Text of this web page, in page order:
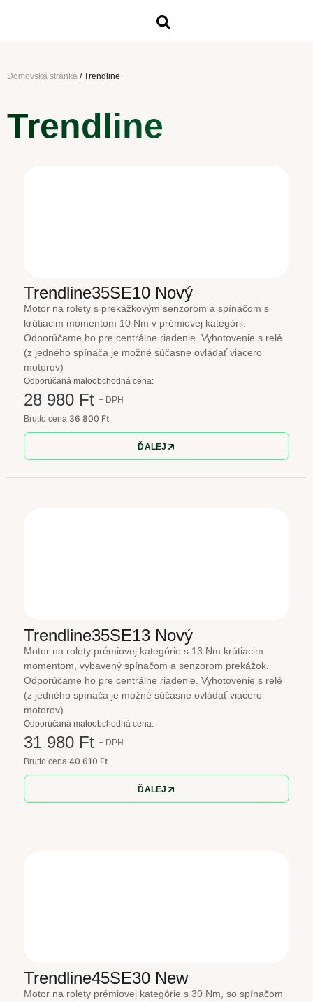
Domovská stránka /Trendline
Trendline
Trendline35SE10 Nový
Motor na rolety s prekážkovým senzorom a spínačom s
krútiacim momentom 10 Nm v prémiovej kategórii.
Odporúčame ho pre centrálne riadenie. Vyhotovenie s relé
(z jedného spínača je možné súčasne ovládať viacero
motorov)
Odporúčaná maloobchodná cena:
28 980 Ft + DPH
Brutto cena:36 800 Ft
ĎALEJ
Trendline35SE13 Nový
Motor na rolety prémiovej kategórie s 13 Nm krútiacim
momentom, vybavený spínačom a senzorom prekážok.
Odporúčame ho pre centrálne riadenie. Vyhotovenie s relé
(z jedného spínača je možné súčasne ovládať viacero
motorov)
Odporúčaná maloobchodná cena:
31 980 Ft + DPH
Brutto cena:40 610 Ft
ĎALEJ
Trendline45SE30 New
Motor na rolety prémiovej kategórie s 30 Nm, so spínačom